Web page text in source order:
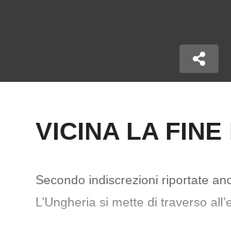
SUPER-
VICINA LA
Secondo indiscrezioni riportate
L’Ungheria si mette di traverso